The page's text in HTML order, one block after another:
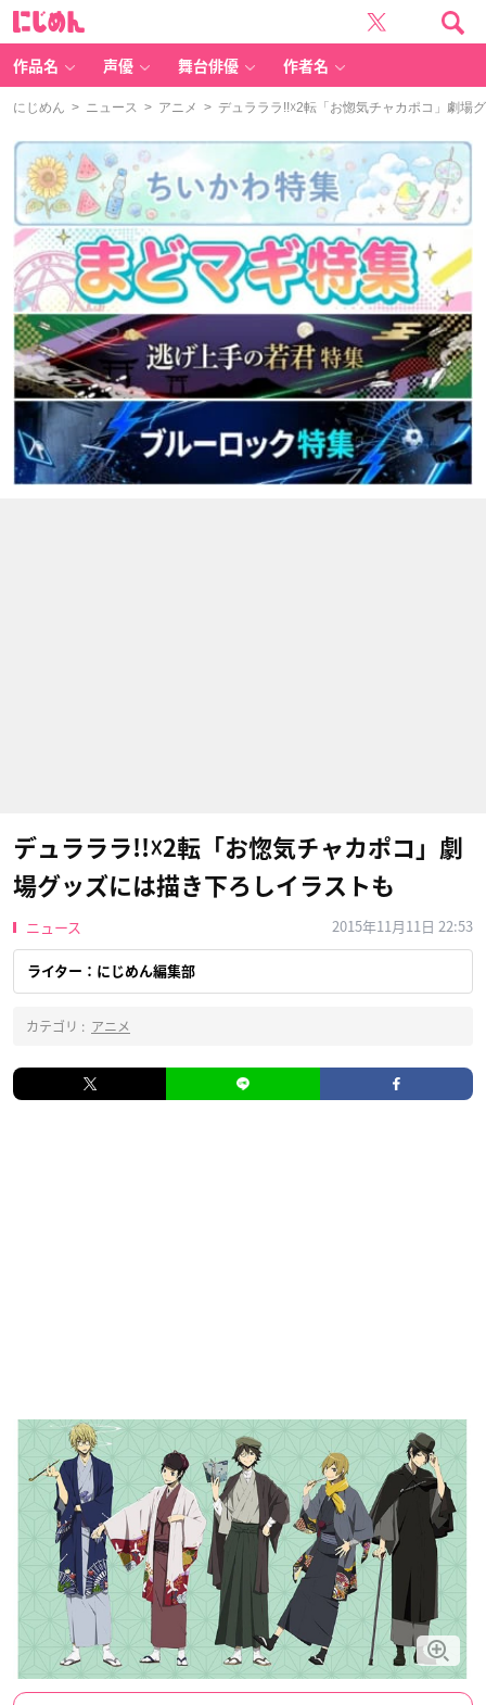
作品名 声優 舞台俳優 作者名
にじめん > ニュース > アニメ > デュラララ!!☓2転「お惚気チャカポコ」劇場
デュラララ!!☓2転「お惚気チャカポコ」劇
場グッズには描き下ろしイラストも
ニュース 2015年11月11日 22:53
ライター：にじめん編集部
カテゴリ : アニメ